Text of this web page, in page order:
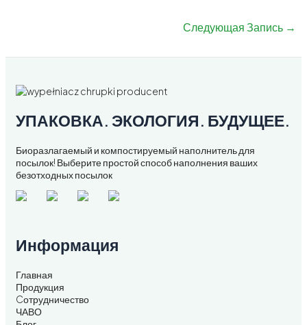
Следующая Запись →
УПАКОВКА. ЭКОЛОГИЯ. БУДУЩЕЕ.
Биоразлагаемый и компостируемый наполнитель для
посылок! Выберите простой способ наполнения ваших
безотходных посылок
Информация
Главная
Продукция
Cотрудничество
ЧАВО